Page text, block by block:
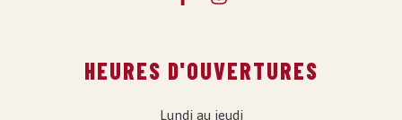
HEURES D'OUVERTURES
Lundi au jeudi